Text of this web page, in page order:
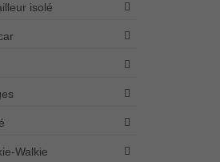
isolé
Walkie